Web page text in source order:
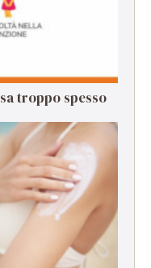
troppo spesso